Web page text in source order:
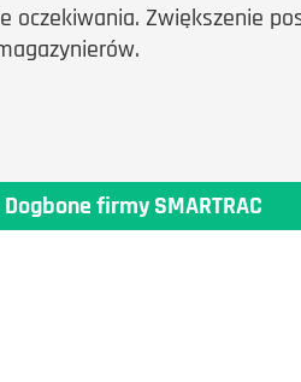
oczekiwania. Zwiększenie
Dogbone firmy SMARTRAC